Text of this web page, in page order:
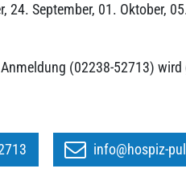
24. September, 01. Oktober,
Anmeldung (02238-52713) wird
info@hospiz-